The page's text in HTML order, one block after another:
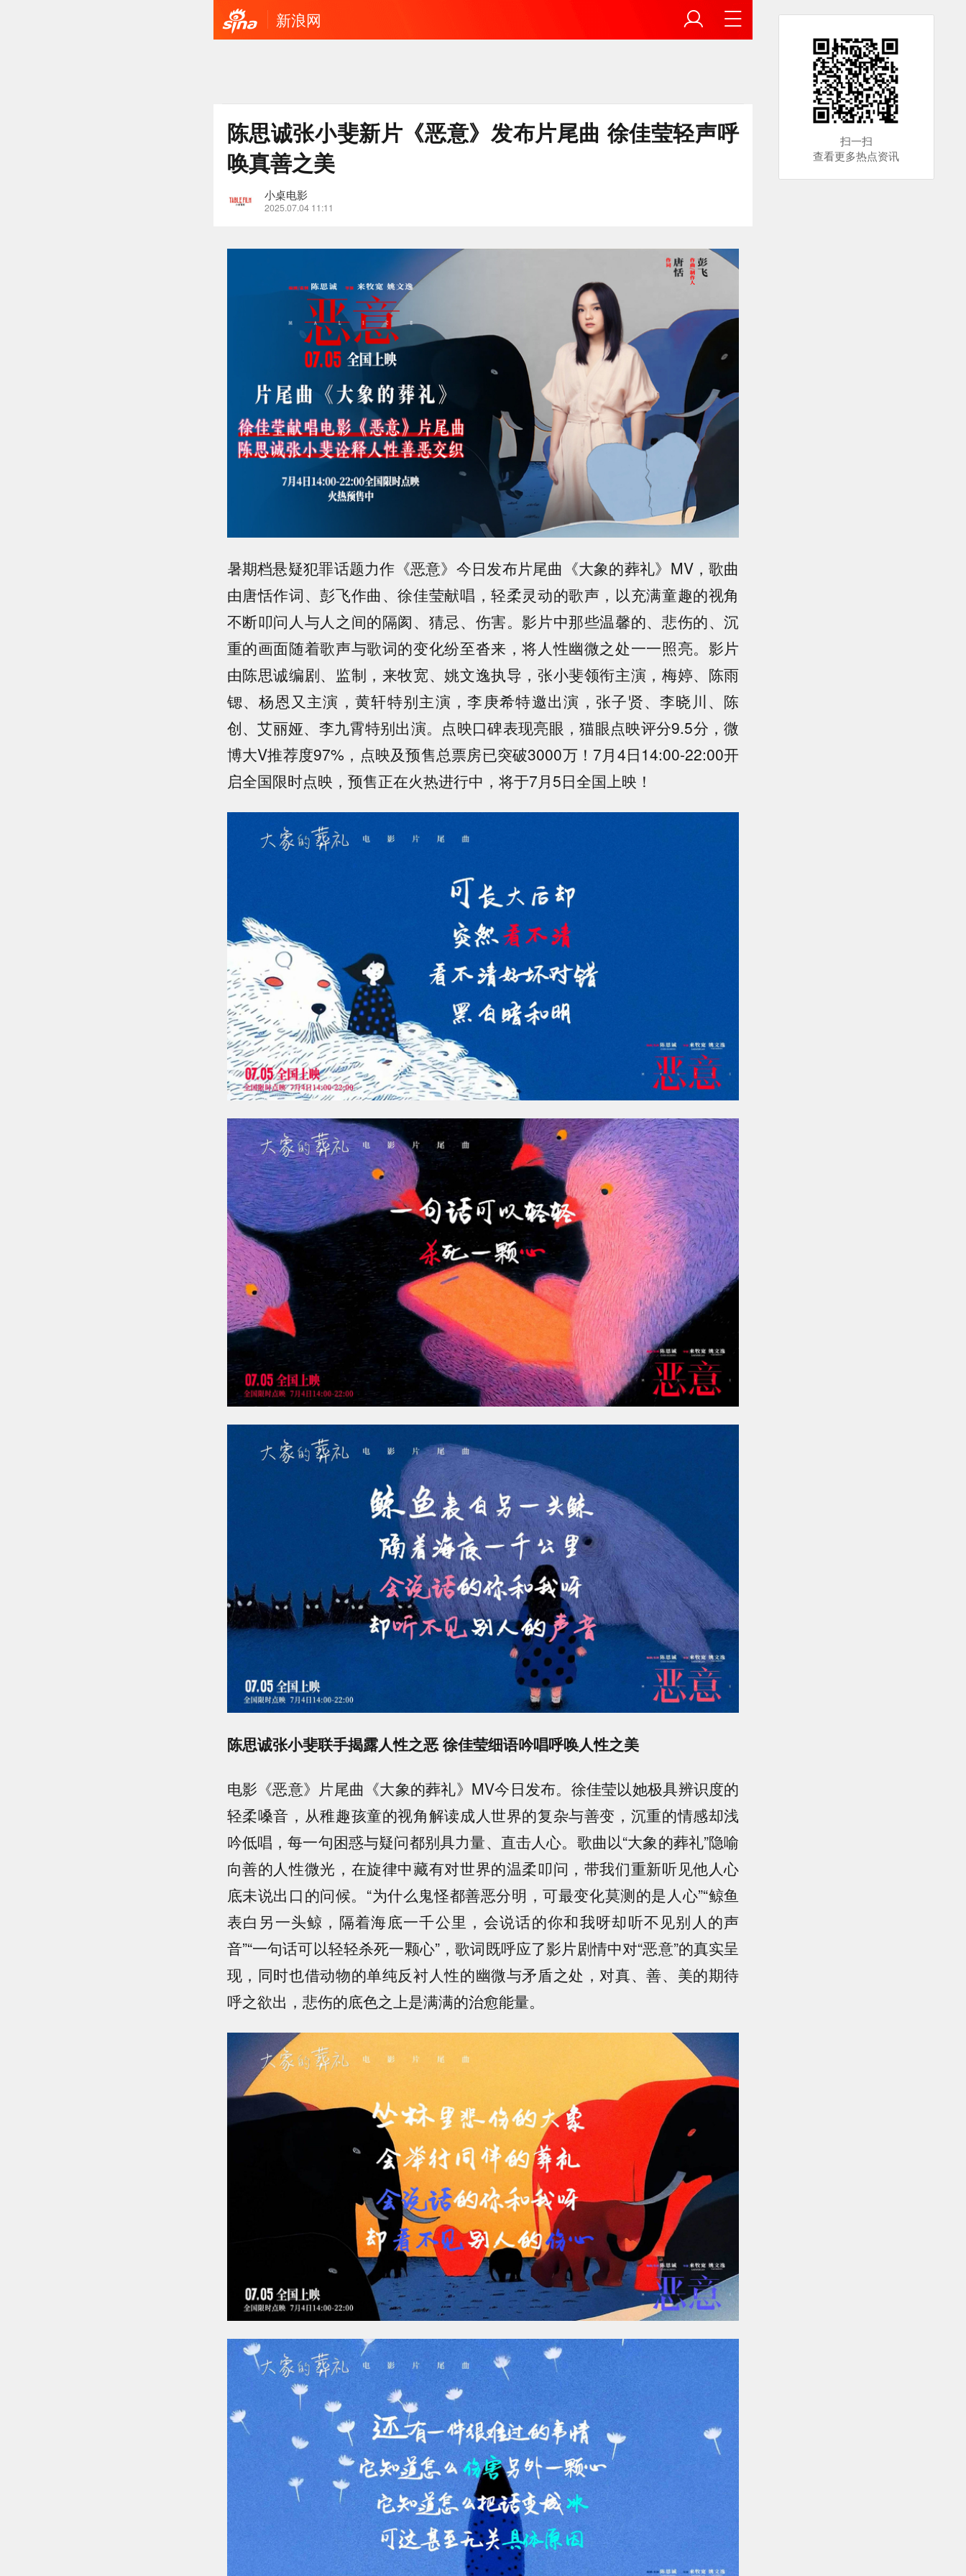
新浪网
陈思诚张小斐新片《恶意》发布片尾曲 徐佳莹轻声呼
唤真善之美
小桌电影
2025.07.04 11:11
暑期档悬疑犯罪话题力作《恶意》今日发布片尾曲《大象的葬礼》MV，歌曲
由唐恬作词、彭飞作曲、徐佳莹献唱，轻柔灵动的歌声，以充满童趣的视角
不断叩问人与人之间的隔阂、猜忌、伤害。影片中那些温馨的、悲伤的、沉
重的画面随着歌声与歌词的变化纷至沓来，将人性幽微之处一一照亮。影片
由陈思诚编剧、监制，来牧宽、姚文逸执导，张小斐领衔主演，梅婷、陈雨
锶、杨恩又主演，黄轩特别主演，李庚希特邀出演，张子贤、李晓川、陈
创、艾丽娅、李九霄特别出演。点映口碑表现亮眼，猫眼点映评分9.5分，微
博大V推荐度97%，点映及预售总票房已突破3000万！7月4日14:00-22:00开
启全国限时点映，预售正在火热进行中，将于7月5日全国上映！
陈思诚张小斐联手揭露人性之恶 徐佳莹细语吟唱呼唤人性之美
电影《恶意》片尾曲《大象的葬礼》MV今日发布。徐佳莹以她极具辨识度的
轻柔嗓音，从稚趣孩童的视角解读成人世界的复杂与善变，沉重的情感却浅
吟低唱，每一句困惑与疑问都别具力量、直击人心。歌曲以“大象的葬礼”隐喻
向善的人性微光，在旋律中藏有对世界的温柔叩问，带我们重新听见他人心
底未说出口的问候。“为什么鬼怪都善恶分明，可最变化莫测的是人心”“鲸鱼
表白另一头鲸，隔着海底一千公里，会说话的你和我呀却听不见别人的声
音”“一句话可以轻轻杀死一颗心”，歌词既呼应了影片剧情中对“恶意”的真实呈
现，同时也借动物的单纯反衬人性的幽微与矛盾之处，对真、善、美的期待
呼之欲出，悲伤的底色之上是满满的治愈能量。
扫一扫
查看更多热点资讯